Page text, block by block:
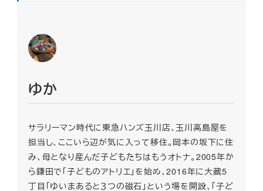
ゆか
サラリーマン時代に東急ハンズ玉川店、玉川高島屋を
担当し、ここいら辺が気に入って移住。岡本の坂下に住
み、母となり産んだ子どもたちはもうオトナ。2005年か
ら鎌田で「子どものアトリエ」を始め、2016年に大蔵5
丁目「ゆいまあると３つの磁石」という場を開設、「子ど